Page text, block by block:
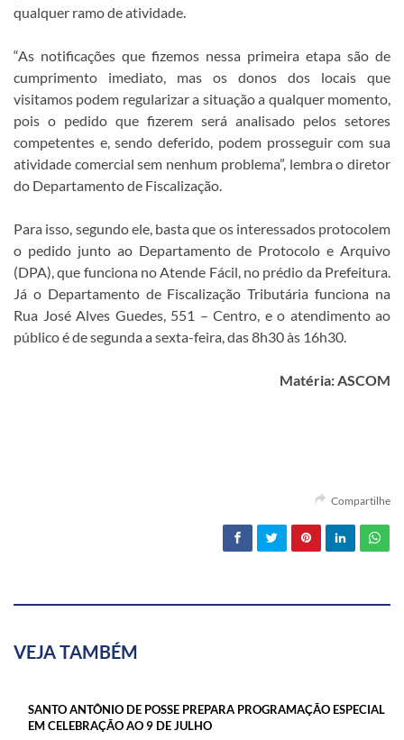
qualquer ramo de atividade.
“As notificações que fizemos nessa primeira etapa são de
cumprimento imediato, mas os donos dos locais que
visitamos podem regularizar a situação a qualquer momento,
pois o pedido que fizerem será analisado pelos setores
competentes e, sendo deferido, podem prosseguir com sua
atividade comercial sem nenhum problema”, lembra o diretor
do Departamento de Fiscalização.
Para isso, segundo ele, basta que os interessados protocolem
o pedido junto ao Departamento de Protocolo e Arquivo
(DPA), que funciona no Atende Fácil, no prédio da Prefeitura.
Já o Departamento de Fiscalização Tributária funciona na
Rua José Alves Guedes, 551 – Centro, e o atendimento ao
público é de segunda a sexta-feira, das 8h30 às 16h30.
Matéria: ASCOM
Compartilhe
VEJA TAMBÉM
SANTO ANTÔNIO DE POSSE PREPARA PROGRAMAÇÃO ESPECIAL
EM CELEBRAÇÃO AO 9 DE JULHO